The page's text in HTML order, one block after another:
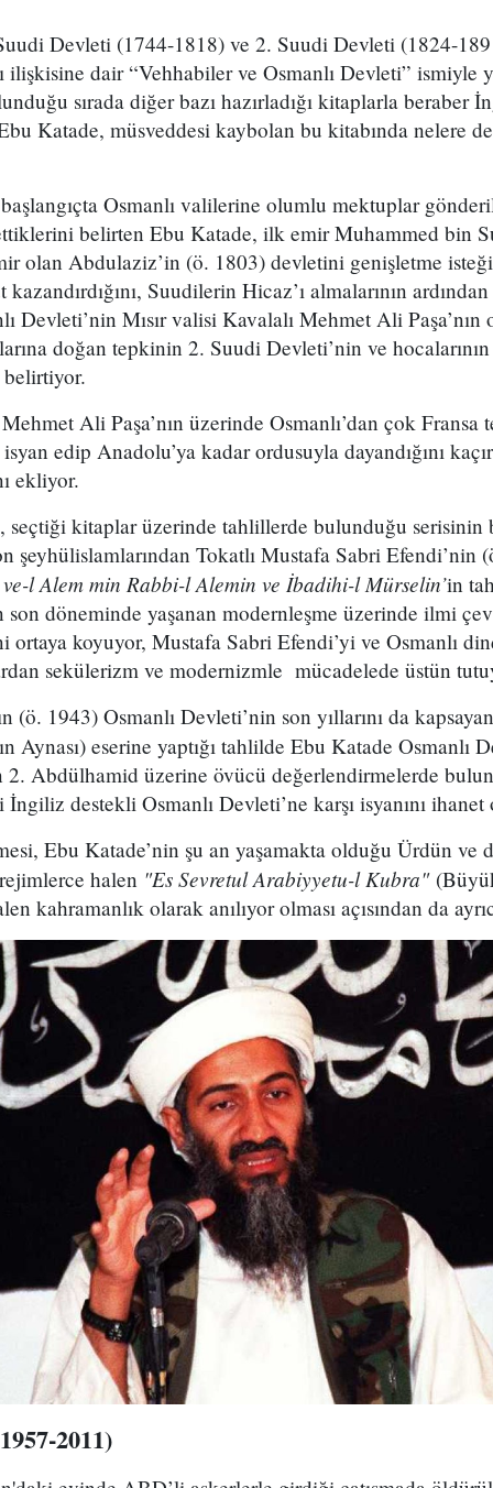
Devleti (1744-1818) ve 2. Suudi Devleti (1824-
ilişkisine dair “Vehhabiler ve Osmanlı Devleti” ismiyle
sırada diğer bazı hazırladığı kitaplarla beraber
Katade, müsveddesi kaybolan bu kitabında nelere
Osmanlı valilerine olumlu mektuplar
belirten Ebu Katade, ilk emir Muhammed bin
olan Abdulaziz’in (ö. 1803) devletini genişletme
Suudilerin Hicaz’ı almalarının ardından
Devleti’nin Mısır valisi Kavalalı Mehmet Ali
doğan tepkinin 2. Suudi Devleti’nin ve
belirtiyor.
Ali Paşa’nın üzerinde Osmanlı’dan çok
edip Anadolu’ya kadar ordusuyla dayandığını
ekliyor.
kitaplar üzerinde tahlillerde bulunduğu serisinin
şeyhülislamlarından Tokatlı Mustafa Sabri Efendi’nin
l Alem min Rabbi-l Alemin ve İbadihi-l Mürselin’in
son döneminde yaşanan modernleşme üzerinde ilmi
koyuyor, Mustafa Sabri Efendi’yi ve Osmanlı
sekülerizm ve modernizmle mücadelede üstün
(ö. 1943) Osmanlı Devleti’nin son yıllarını da
Aynası) eserine yaptığı tahlilde Ebu Katade Osmanlı
2. Abdülhamid üzerine övücü değerlendirmelerde
destekli Osmanlı Devleti’ne karşı isyanını
Ebu Katade’nin şu an yaşamakta olduğu Ürdün ve
halen "Es Sevretul Arabiyyetu-l Kubra"
kahramanlık olarak anılıyor olması açısından da
2011)